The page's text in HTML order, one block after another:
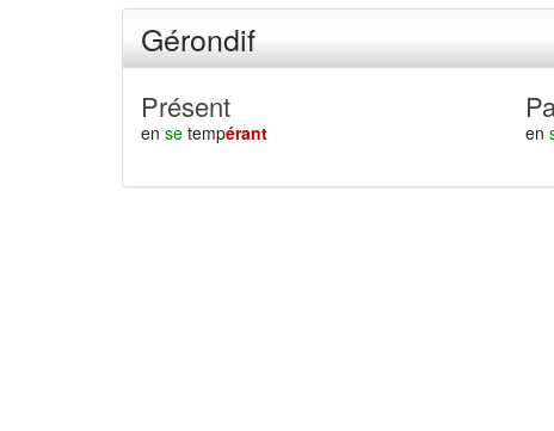
Gérondif
Présent
en se tempérant en